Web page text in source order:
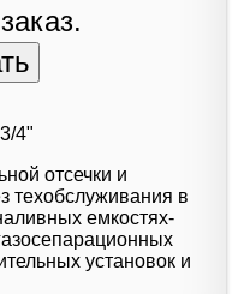
4"
отсечки и
техобслуживания в
емкостях-
установок и